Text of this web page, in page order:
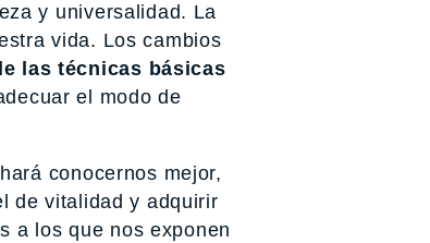
y universalidad. La
vida. Los cambios
las técnicas básicas
el modo de
conocernos mejor,
de vitalidad y adquirir
a los que nos exponen